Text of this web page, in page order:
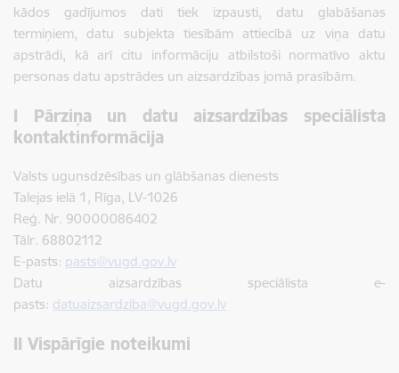
kādos gadījumos dati tiek izpausti, datu glabāšanas
termiņiem, datu subjekta tiesībām attiecībā uz viņa datu
apstrādi, kā arī citu informāciju atbilstoši normatīvo aktu
personas datu apstrādes un aizsardzības jomā prasībām.
I Pārziņa un datu aizsardzības speciālista
kontaktinformācija
Valsts ugunsdzēsības un glābšanas dienests
Talejas ielā 1, Rīga, LV-1026
Reģ. Nr. 90000086402
Tālr. 68802112
E-pasts: pasts@vugd.gov.lv
Datu aizsardzības speciālista e-
pasts: datuaizsardziba@vugd.gov.lv
II Vispārīgie noteikumi